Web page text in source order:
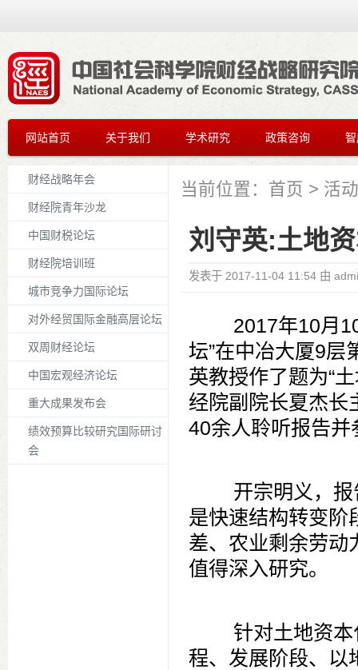
网站首页 关于我们 学术研究 政策咨询
财经战略年会
财经院青年沙龙
中国财税论坛
财经院培训班
城市竞争力国际论坛
对外经贸国际金融高层论坛
双周财经论坛
中国宏观经济论坛
重大成果发布会
绩效预算比较研究国际研讨
会
当前位置： 首页 > 活动
刘守英:土地
发表于 2017-11-04 11:54 由
2017年10月10
坛”在中冶大厦9层
英教授作了题为“
经院副院长夏杰长
40余人聆听报告并
开宗明义，报告
是快速结构转变阶
差、农业剩余劳动
值得深入研究。
针对土地资本化
程、发展阶段、以